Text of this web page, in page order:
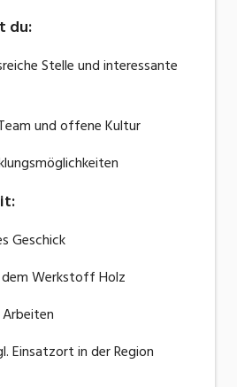
du:
Stelle und interessante
und offene Kultur
Geschick
Werkstoff Holz
Einsatzort in der Region